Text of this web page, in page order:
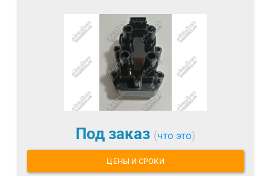
Под заказ (что это)
ЦЕНЫ И СРОКИ